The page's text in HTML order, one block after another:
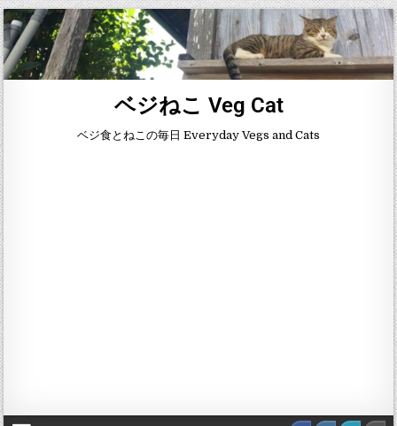
ベジねこ Veg Cat
ベジ食とねこの毎日 Everyday Vegs and Cats